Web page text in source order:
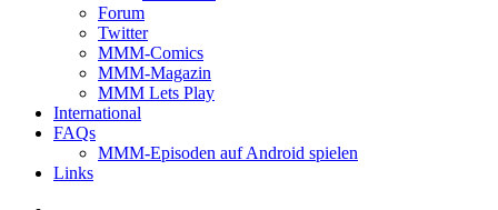
Forum
Twitter
MMM-Comics
MMM-Magazin
MMM Lets Play
International
FAQs
MMM-Episoden auf Android spielen
Links